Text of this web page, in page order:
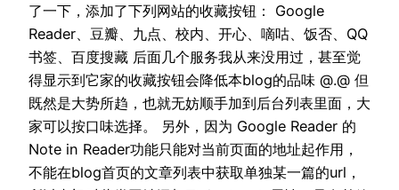
了一下，添加了下列网站的收藏按钮： Google
Reader、豆瓣、九点、校内、开心、嘀咕、饭否、QQ
书签、百度搜藏 后面几个服务我从来没用过，甚至觉
得显示到它家的收藏按钮会降低本blog的品味 @.@ 但
既然是大势所趋，也就无妨顺手加到后台列表里面，大
家可以按口味选择。 另外，因为 Google Reader 的
Note in Reader功能只能对当前页面的地址起作用，
不能在blog首页的文章列表中获取单独某一篇的url，